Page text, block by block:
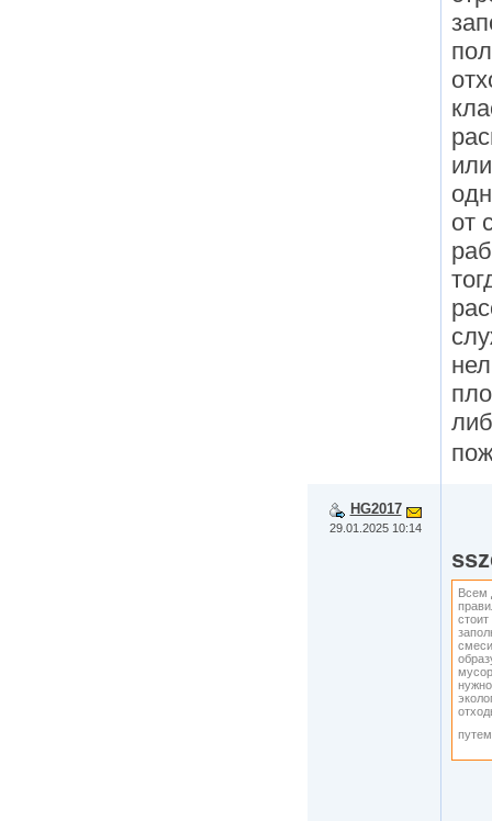
от
HG2017
29.01.2025 10:14
Всем